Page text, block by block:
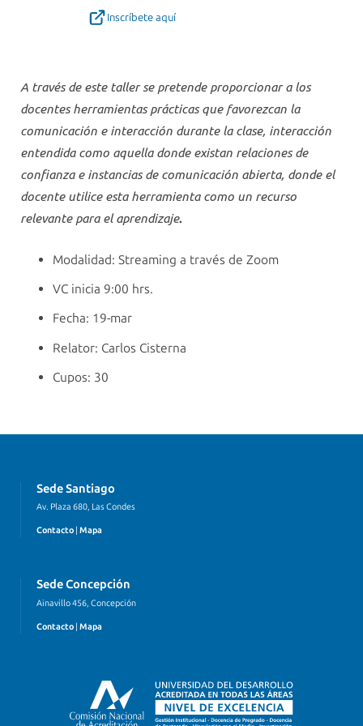
Inscríbete aquí
A través de este taller se pretende proporcionar a los
docentes herramientas prácticas que favorezcan la
comunicación e interacción durante la clase, interacción
entendida como aquella donde existan relaciones de
confianza e instancias de comunicación abierta, donde el
docente utilice esta herramienta como un recurso
relevante para el aprendizaje.
Modalidad: Streaming a través de Zoom
VC inicia 9:00 hrs.
Fecha: 19-mar
Relator: Carlos Cisterna
Cupos: 30
Sede Santiago
Av. Plaza 680, Las Condes
Contacto Mapa
Sede Concepción
Ainavillo 456, Concepción
Contacto Mapa